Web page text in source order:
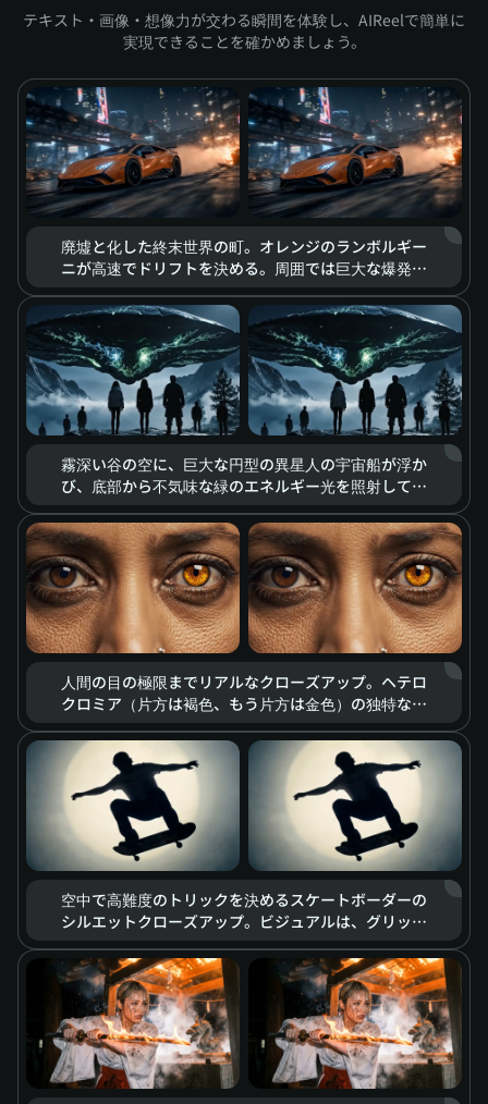
テキスト・画像・想像力が交わる瞬間を体験し、AIReelで簡単に
実現できることを確かめましょう。
廃墟と化した終末世界の町。オレンジのランボルギー
ニが高速でドリフトを決める。周囲では巨大な爆発の
渦巻く。ハイコントラストな寒色と暖色のトーンが、
終末の荒廃とスピードへの情熱を強調し、破壊の美学
とも言える独特のビジュアルを創り出している。
霧深い谷の空に、巨大な円型の異星人の宇宙船が浮か
び、底部から不気味な緑のエネルギー光を照射してい
圧迫感と神秘感に満ち、緊張感あふれる照明効果が、
SFスリラーのような雰囲気を現れている。
人間の目の極限までリアルなクローズアップ。ヘテロ
クロミア（片方は褐色、もう片方は金色）の独特な魅
げの微かな震えといった細部まで捉える。ドラマチッ
クな光の変化と相まって、深く複雑な感情が視線のみ
で伝わってくる。
空中で高難度のトリックを決めるスケートボーダーの
シルエットクローズアップ。ビジュアルは、グリッチ
合。背景には強烈な円形のスポットライトが当てら
れ、スローモーション再生により、動きの一瞬一瞬に
クールなストリートカルチャーの雰囲気とレトロな質
感が宿っている。